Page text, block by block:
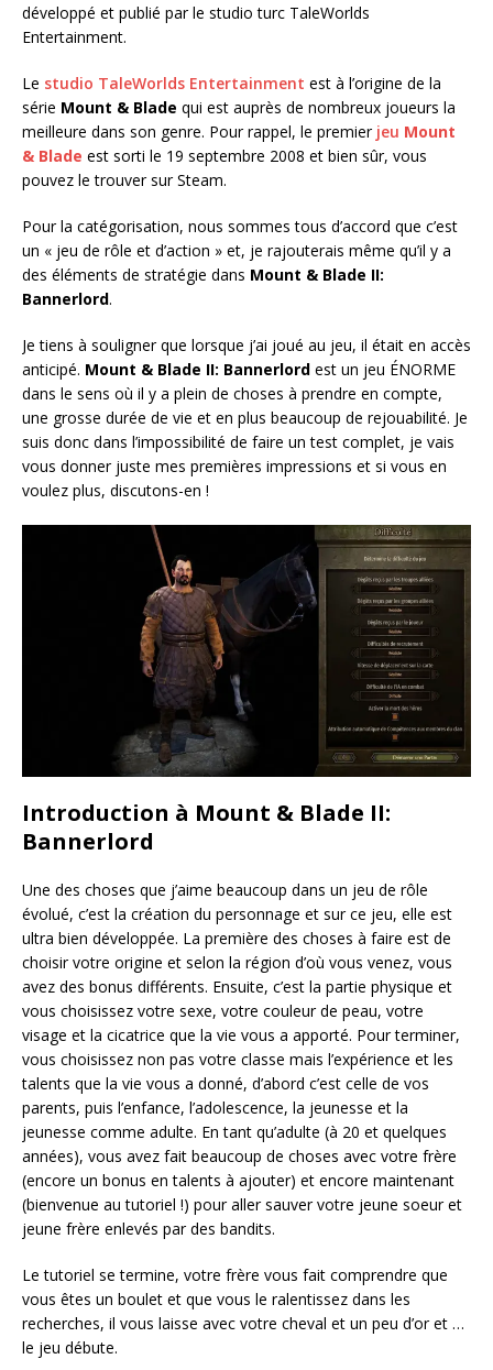
développé et publié par le studio turc TaleWorlds
Entertainment.
Le studio TaleWorlds Entertainment est à l’origine de la
série Mount & Blade qui est auprès de nombreux joueurs la
meilleure dans son genre. Pour rappel, le premier jeu Mount
& Blade est sorti le 19 septembre 2008 et bien sûr, vous
pouvez le trouver sur Steam.
Pour la catégorisation, nous sommes tous d’accord que c’est
un « jeu de rôle et d’action » et, je rajouterais même qu’il y a
des éléments de stratégie dans Mount & Blade II:
Bannerlord.
Je tiens à souligner que lorsque j’ai joué au jeu, il était en accès
anticipé. Mount & Blade II: Bannerlord est un jeu ÉNORME
dans le sens où il y a plein de choses à prendre en compte,
une grosse durée de vie et en plus beaucoup de rejouabilité. Je
suis donc dans l’impossibilité de faire un test complet, je vais
vous donner juste mes premières impressions et si vous en
voulez plus, discutons-en !
Introduction à Mount & Blade II:
Bannerlord
Une des choses que j’aime beaucoup dans un jeu de rôle
évolué, c’est la création du personnage et sur ce jeu, elle est
ultra bien développée. La première des choses à faire est de
choisir votre origine et selon la région d’où vous venez, vous
avez des bonus différents. Ensuite, c’est la partie physique et
vous choisissez votre sexe, votre couleur de peau, votre
visage et la cicatrice que la vie vous a apporté. Pour terminer,
vous choisissez non pas votre classe mais l’expérience et les
talents que la vie vous a donné, d’abord c’est celle de vos
parents, puis l’enfance, l’adolescence, la jeunesse et la
jeunesse comme adulte. En tant qu’adulte (à 20 et quelques
années), vous avez fait beaucoup de choses avec votre frère
(encore un bonus en talents à ajouter) et encore maintenant
(bienvenue au tutoriel !) pour aller sauver votre jeune soeur et
jeune frère enlevés par des bandits.
Le tutoriel se termine, votre frère vous fait comprendre que
vous êtes un boulet et que vous le ralentissez dans les
recherches, il vous laisse avec votre cheval et un peu d’or et …
le jeu débute.